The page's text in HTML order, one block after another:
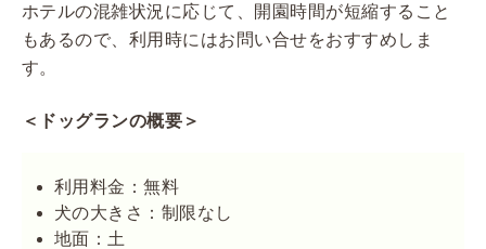
ホテルの混雑状況に応じて、開園時間が短縮すること
もあるので、利用時にはお問い合せをおすすめしま
す。
＜ドッグランの概要＞
利用料金：無料
犬の大きさ：制限なし
地面：土